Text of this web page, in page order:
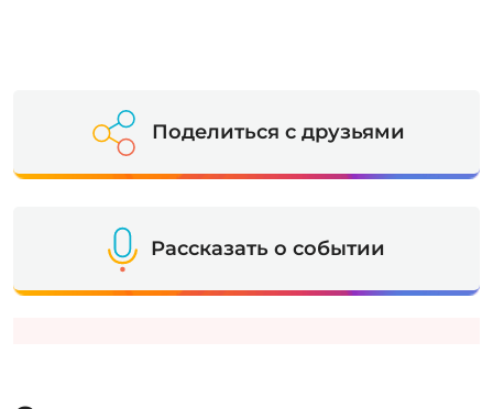
Поделиться с друзьями
Рассказать о событии